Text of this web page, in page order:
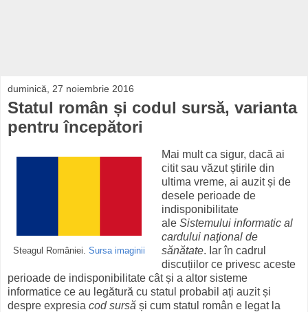
duminică, 27 noiembrie 2016
Statul român și codul sursă, varianta
pentru începători
Steagul României. Sursa imaginii
Mai mult ca sigur, dacă ai
citit sau văzut știrile din
ultima vreme, ai auzit și de
desele perioade de
indisponibilitate
ale Sistemului informatic al
cardului naţional de
sănătate. Iar în cadrul
discuțiilor ce privesc aceste
perioade de indisponibilitate cât și a altor sisteme
informatice ce au legătură cu statul probabil ați auzit și
despre expresia cod sursă și cum statul român e legat la